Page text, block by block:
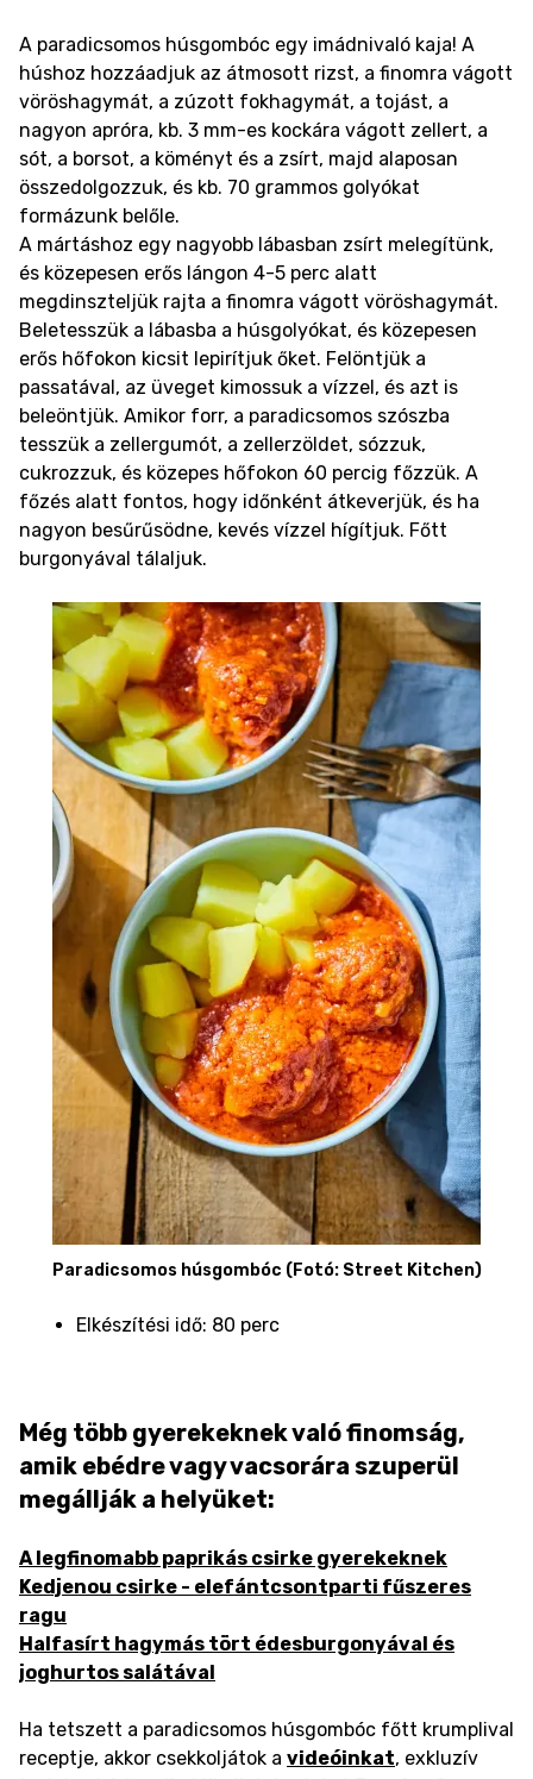
A paradicsomos húsgombóc egy imádnivaló kaja! A
húshoz hozzáadjuk az átmosott rizst, a finomra vágott
vöröshagymát, a zúzott fokhagymát, a tojást, a
nagyon apróra, kb. 3 mm-es kockára vágott zellert, a
sót, a borsot, a köményt és a zsírt, majd alaposan
összedolgozzuk, és kb. 70 grammos golyókat
formázunk belőle.
A mártáshoz egy nagyobb lábasban zsírt melegítünk,
és közepesen erős lángon 4-5 perc alatt
megdinszteljük rajta a finomra vágott vöröshagymát.
Beletesszük a lábasba a húsgolyókat, és közepesen
erős hőfokon kicsit lepirítjuk őket. Felöntjük a
passatával, az üveget kimossuk a vízzel, és azt is
beleöntjük. Amikor forr, a paradicsomos szószba
tesszük a zellergumót, a zellerzöldet, sózzuk,
cukrozzuk, és közepes hőfokon 60 percig főzzük. A
főzés alatt fontos, hogy időnként átkeverjük, és ha
nagyon besűrűsödne, kevés vízzel hígítjuk. Főtt
burgonyával tálaljuk.
Paradicsomos húsgombóc (Fotó: Street Kitchen)
Elkészítési idő: 80 perc
Még több gyerekeknek való finomság,
amik ebédre vagy vacsorára szuperül
megállják a helyüket:
A legfinomabb paprikás csirke gyerekeknek
Kedjenou csirke - elefántcsontparti fűszeres
ragu
Halfasírt hagymás tört édesburgonyával és
joghurtos salátával
Ha tetszett a paradicsomos húsgombóc főtt krumplival
receptje, akkor csekkoljátok a videóinkat, exkluzív